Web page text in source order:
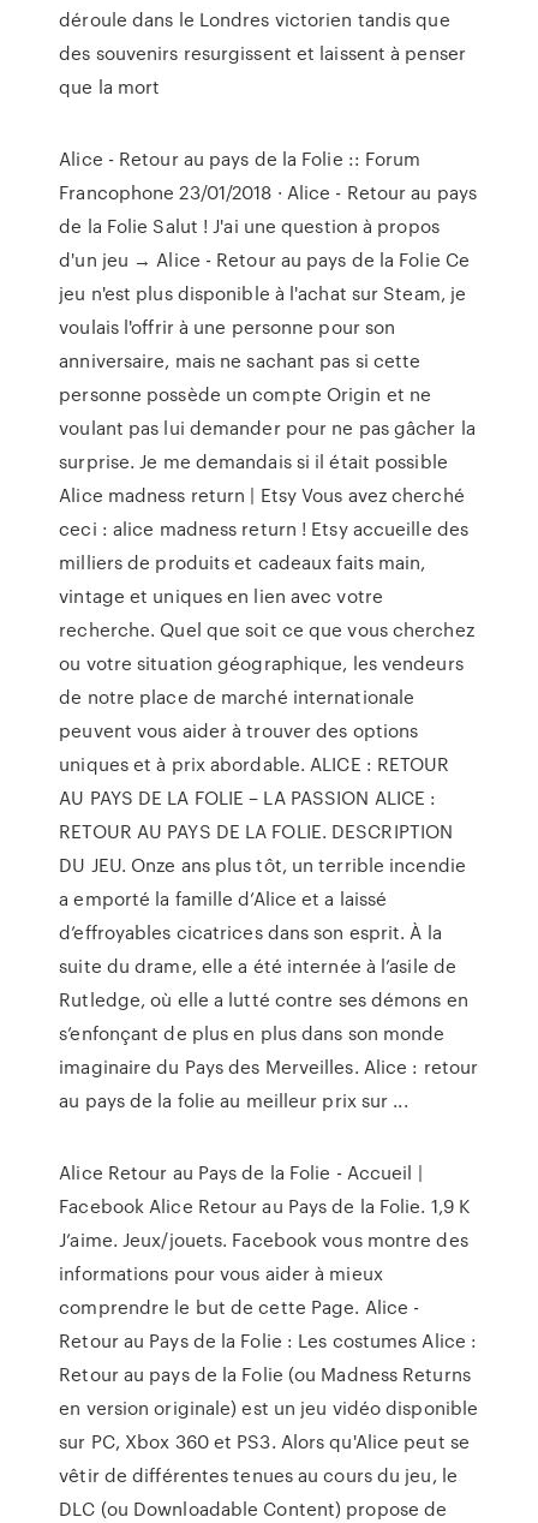
déroule dans le Londres victorien tandis que
des souvenirs resurgissent et laissent à penser
que la mort
Alice - Retour au pays de la Folie :: Forum
Francophone 23/01/2018 · Alice - Retour au pays
de la Folie Salut ! J'ai une question à propos
d'un jeu → Alice - Retour au pays de la Folie Ce
jeu n'est plus disponible à l'achat sur Steam, je
voulais l'offrir à une personne pour son
anniversaire, mais ne sachant pas si cette
personne possède un compte Origin et ne
voulant pas lui demander pour ne pas gâcher la
surprise. Je me demandais si il était possible
Alice madness return | Etsy Vous avez cherché
ceci : alice madness return ! Etsy accueille des
milliers de produits et cadeaux faits main,
vintage et uniques en lien avec votre
recherche. Quel que soit ce que vous cherchez
ou votre situation géographique, les vendeurs
de notre place de marché internationale
peuvent vous aider à trouver des options
uniques et à prix abordable. ALICE : RETOUR
AU PAYS DE LA FOLIE – LA PASSION ALICE :
RETOUR AU PAYS DE LA FOLIE. DESCRIPTION
DU JEU. Onze ans plus tôt, un terrible incendie
a emporté la famille d’Alice et a laissé
d’effroyables cicatrices dans son esprit. À la
suite du drame, elle a été internée à l’asile de
Rutledge, où elle a lutté contre ses démons en
s’enfonçant de plus en plus dans son monde
imaginaire du Pays des Merveilles. Alice : retour
au pays de la folie au meilleur prix sur ...
Alice Retour au Pays de la Folie - Accueil |
Facebook Alice Retour au Pays de la Folie. 1,9 K
J’aime. Jeux/jouets. Facebook vous montre des
informations pour vous aider à mieux
comprendre le but de cette Page. Alice -
Retour au Pays de la Folie : Les costumes Alice :
Retour au pays de la Folie (ou Madness Returns
en version originale) est un jeu vidéo disponible
sur PC, Xbox 360 et PS3. Alors qu'Alice peut se
vêtir de différentes tenues au cours du jeu, le
DLC (ou Downloadable Content) propose de